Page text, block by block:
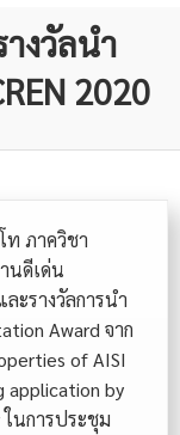
งวัลนำ
2020
ภาควิชา
นดีเด่น
ะรางวัลการนำ
Award จาก
of AISI
application by
ในการประชุม